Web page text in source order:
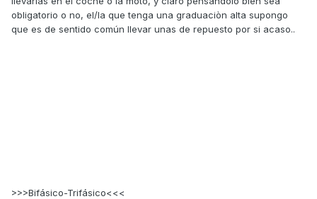
obligatorio o no, el/la que tenga una graduaciòn alta supongo
que es de sentido común llevar unas de repuesto por si acaso..
>>>Bifásico-Trifásico<<<